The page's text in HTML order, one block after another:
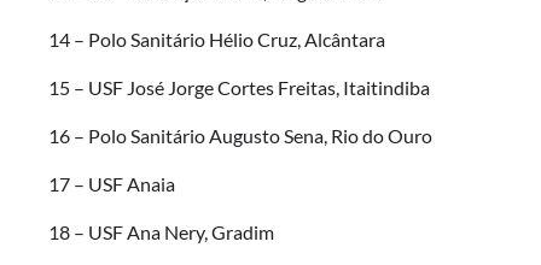
14 – Polo Sanitário Hélio Cruz, Alcântara
15 – USF José Jorge Cortes Freitas, Itaitindiba
16 – Polo Sanitário Augusto Sena, Rio do Ouro
17 – USF Anaia
18 – USF Ana Nery, Gradim